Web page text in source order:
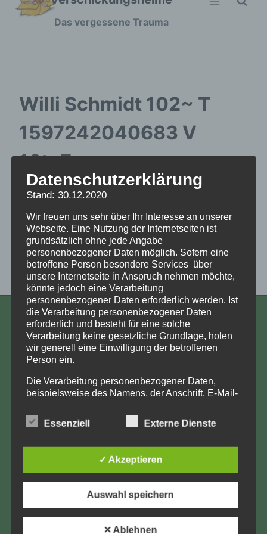
Zum
Das vergessene Trauma
Willi Schmidt 102~ T
1597242040683 V
16to7
KONTAKT
Aufarbeitung und Erforschung
Kinderverschickung e.V.
Anja Röhl
Kiehlufer 43
info@Verschickungsheime.de
Datenschutz
Datenschutzerklärung
Stand: 30.12.2020
Wir freuen uns sehr über Ihr Interesse an unserer
Webseite. Eine Nutzung der Internetseiten ist
grundsätzlich ohne jede Angabe
personenbezogener Daten möglich. Sofern eine
betroffene Person besondere Services über
unsere Internetseite in Anspruch nehmen möchte,
könnte jedoch eine Verarbeitung
personenbezogener Daten erforderlich werden. Ist
die Verarbeitung personenbezogener Daten
erforderlich und besteht für eine solche
Verarbeitung keine gesetzliche Grundlage, holen
wir generell eine Einwilligung der betroffenen
Person ein.
Die Verarbeitung personenbezogener Daten,
beispielsweise des Namens, der Anschrift, E-Mail-
Person, erfolgt stets im Einklang mit der
Datenschutz-Grundverordnung und in
Mittels dieser Datenschutzerklärung möchte unser
Unternehmen die Öffentlichkeit über Art, Umfang
verarbeiteten personenbezogenen Daten
informieren. Ferner werden betroffene Personen
mittels dieser Datenschutzerklärung über die ihnen
Essenziell Externe Dienste
✓ Akzeptieren
Auswahl speichern
✕ Ablehnen